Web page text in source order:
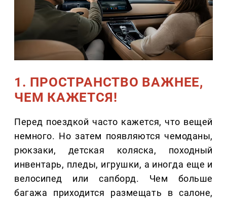
1. ПРОСТРАНСТВО ВАЖНЕЕ,
ЧЕМ КАЖЕТСЯ!
Перед поездкой часто кажется, что вещей
немного. Но затем появляются чемоданы,
рюкзаки, детская коляска, походный
инвентарь, пледы, игрушки, а иногда еще и
велосипед или сапборд. Чем больше
багажа приходится размещать в салоне,